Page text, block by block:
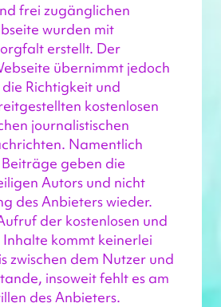
frei zugänglichen
wurden mit
erstellt. Der
übernimmt jedoch
Richtigkeit und
kostenlosen
journalistischen
Namentlich
geben die
Autors und nicht
des Anbieters wieder.
der kostenlosen und
kommt keinerlei
zwischen dem Nutzer und
insoweit fehlt es am
des Anbieters.